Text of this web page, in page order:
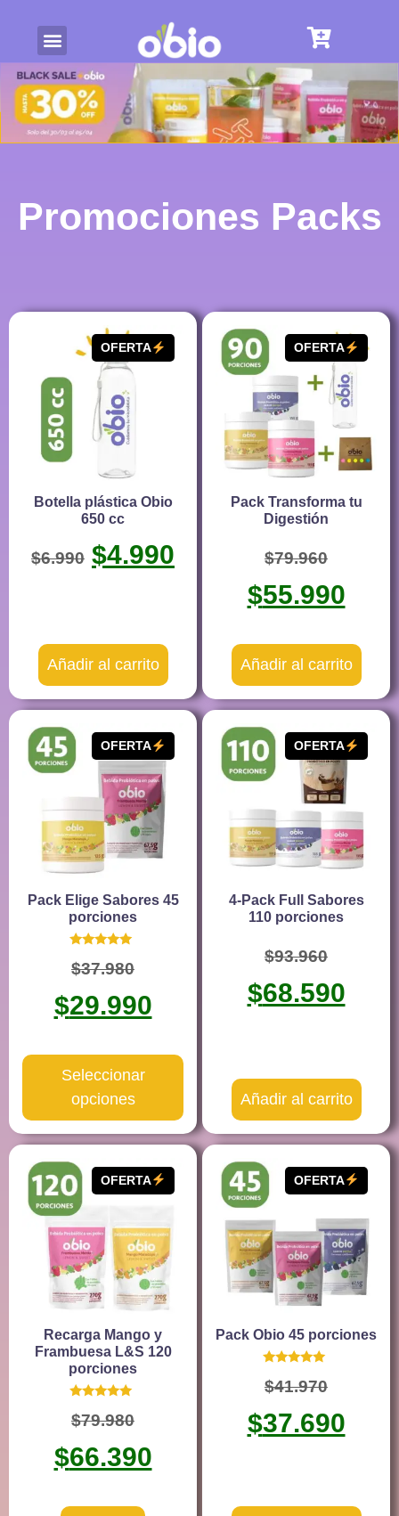
Promociones Packs
OFERTA
Botella plástica Obio
650 cc
$6.990 $4.990
Añadir al carrito
OFERTA
Pack Transforma tu
Digestión
$79.960
$55.990
Añadir al carrito
OFERTA
Pack Elige Sabores 45
porciones
con
$37.980
$29.990
Seleccionar
opciones
OFERTA
4-Pack Full Sabores
110 porciones
$93.960
$68.590
Añadir al carrito
OFERTA
Recarga Mango y
Frambuesa L&S 120
porciones
con
$79.980
$66.390
OFERTA
Pack Obio 45 porciones
con
$41.970
$37.690